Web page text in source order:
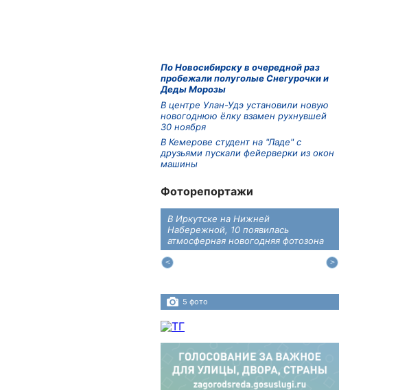
По Новосибирску в очередной раз
пробежали полуголые Снегурочки и
Деды Морозы
В центре Улан-Удэ установили новую
новогоднюю ёлку взамен рухнувшей
30 ноября
В Кемерове студент на "Ладе" с
друзьями пускали фейерверки из окон
машины
Фоторепортажи
В Иркутске на Нижней
Набережной, 10 появилась
атмосферная новогодняя фотозона
5 фото